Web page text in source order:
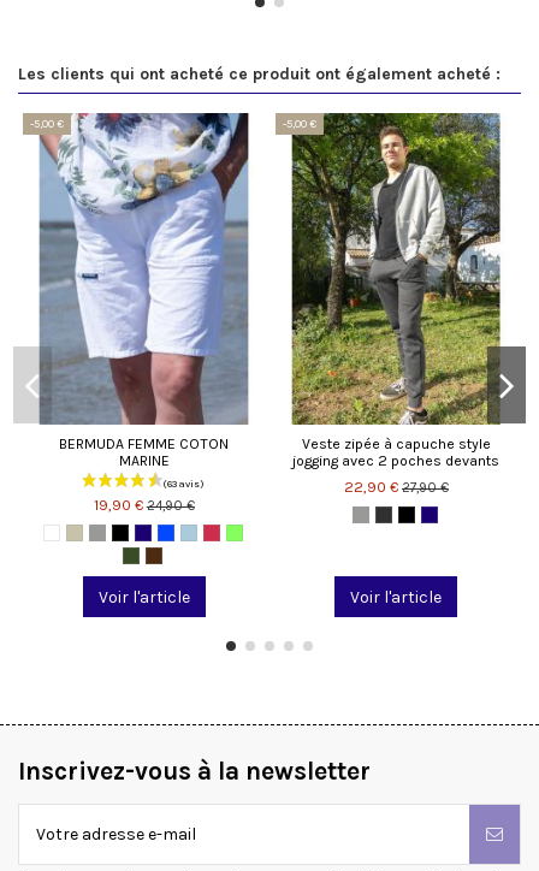
Les clients qui ont acheté ce produit ont également acheté :
-5,00 €
BERMUDA FEMME COTON
MARINE
19,90 €24,90 €
Voir l'article
-5,00 €
Veste zipée à capuche style
jogging avec 2 poches devants
22,90 € 27,90 €
Voir l'article
Inscrivez-vous à la newsletter